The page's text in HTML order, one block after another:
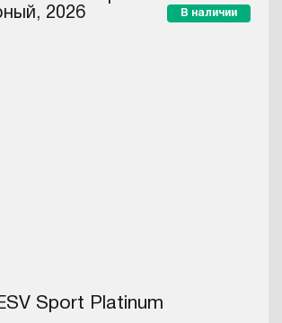
В наличии
Sport Platinum